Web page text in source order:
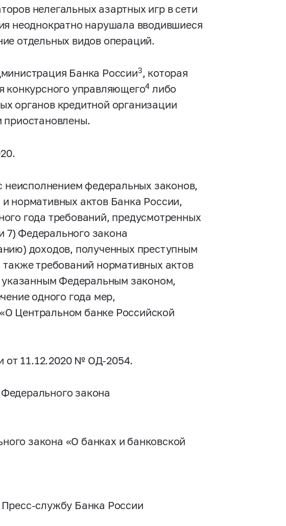
нелегальных азартных игр в сети
неоднократно нарушала вводившиеся
отдельных видов операций.
Банка России3, которая
конкурсного управляющего4 либо
органов кредитной организации
приостановлены.
неисполнением федеральных законов,
нормативных актов Банка России,
года требований, предусмотренных
7) Федерального закона
доходов, полученных преступным
требований нормативных актов
указанным Федеральным законом,
одного года мер,
Центральном банке Российской
от 11.12.2020 № ОД-2054.
закона
закона «О банках и банковской
службу Банка России